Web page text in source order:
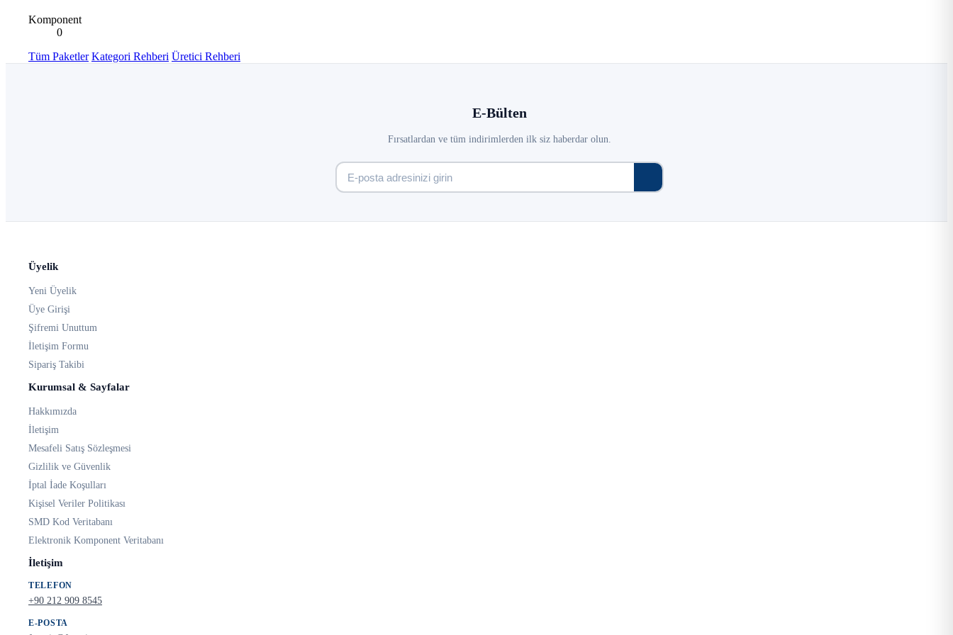
Komponent
0
Tüm Paketler Kategori Rehberi Üretici Rehberi
E-Bülten
Fırsatlardan ve tüm indirimlerden ilk siz haberdar olun.
Üyelik
Yeni Üyelik
Üye Girişi
Şifremi Unuttum
İletişim Formu
Sipariş Takibi
Kurumsal & Sayfalar
Hakkımızda
İletişim
Mesafeli Satış Sözleşmesi
Gizlilik ve Güvenlik
İptal İade Koşulları
Kişisel Veriler Politikası
SMD Kod Veritabanı
Elektronik Komponent Veritabanı
İletişim
TELEFON
+90 212 909 8545
E-POSTA